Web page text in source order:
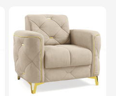
товар
имеет
несколько
вариаций.
Опции
можно
выбрать